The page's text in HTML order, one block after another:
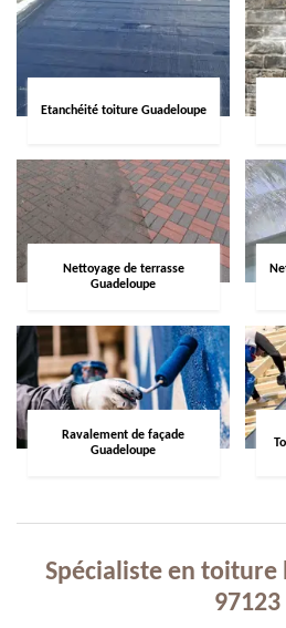
Etanchéité toiture Guadeloupe
Nettoyage de terrasse
Guadeloupe
Ravalement de façade
Guadeloupe
Spécialiste en toiture
97123